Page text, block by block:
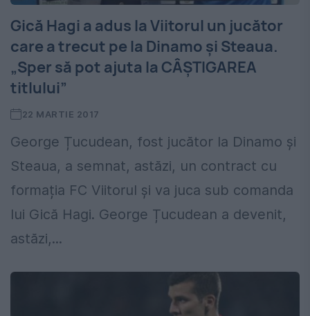
Gică Hagi a adus la Viitorul un jucător
care a trecut pe la Dinamo și Steaua.
„Sper să pot ajuta la CÂȘTIGAREA
titlului”
22 MARTIE 2017
George Țucudean, fost jucător la Dinamo și
Steaua, a semnat, astăzi, un contract cu
formația FC Viitorul și va juca sub comanda
lui Gică Hagi. George Țucudean a devenit,
astăzi,...